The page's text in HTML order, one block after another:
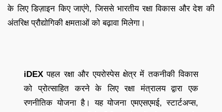
के लिए डिज़ाइन किए जाएंगे, जिससे भारतीय रक्षा विकास और देश की
अंतरिक्ष प्रौद्योगिकी क्षमताओं को बढ़ावा मिलेगा।
iDEX पहल रक्षा और एयरोस्पेस क्षेत्र में तकनीकी विकास
को प्रोत्साहित करने के लिए रक्षा मंत्रालय द्वारा एक
रणनीतिक योजना है। यह योजना एमएसएमई, स्टार्टअप्स,